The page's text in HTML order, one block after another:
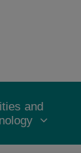
and